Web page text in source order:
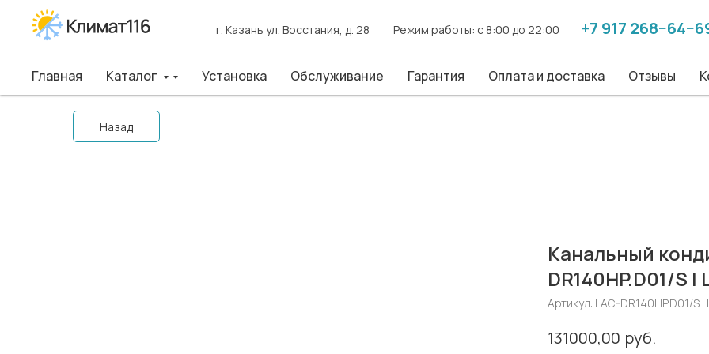
г. Казань ул. Восстания, д. 28 Режим работы: с 8:00 до 22:00 +7 917
Главная Каталог Установка Обслуживание Гарантия Оплата и доставка Отзывы
г. Казань ул. Восстания, д. 28 Режим работы: с 8:00 до 22:00 +7 917
Главная Каталог Установка Обслуживание Гарантия Оплата и доставка Отзывы
Назад
Канальный
DR140HP.D01/S |
Артикул: LAC-DR140HP.D01/S
131000,00 руб.